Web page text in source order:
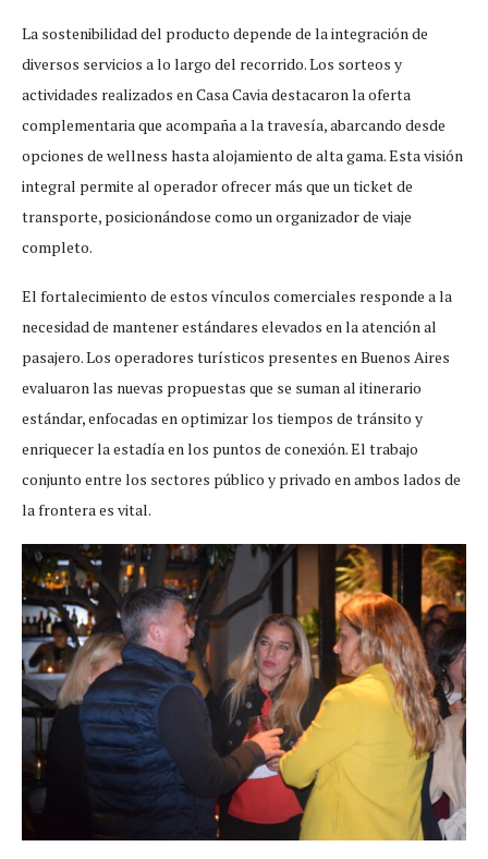
La sostenibilidad del producto depende de la integración de
diversos servicios a lo largo del recorrido. Los sorteos y
actividades realizados en Casa Cavia destacaron la oferta
complementaria que acompaña a la travesía, abarcando desde
opciones de wellness hasta alojamiento de alta gama. Esta visión
integral permite al operador ofrecer más que un ticket de
transporte, posicionándose como un organizador de viaje
completo.
El fortalecimiento de estos vínculos comerciales responde a la
necesidad de mantener estándares elevados en la atención al
pasajero. Los operadores turísticos presentes en Buenos Aires
evaluaron las nuevas propuestas que se suman al itinerario
estándar, enfocadas en optimizar los tiempos de tránsito y
enriquecer la estadía en los puntos de conexión. El trabajo
conjunto entre los sectores público y privado en ambos lados de
la frontera es vital.